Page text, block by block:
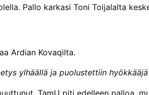
Pallo karkasi Toni Toijalalta
Ardian Kovaqilta.
ylhäällä ja puolustettiin
TamU piti edelleen palloa,